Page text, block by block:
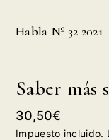
Habla Nº 32 2021
Saber más
Precio
habitual
30,50€
Impuesto incluido.